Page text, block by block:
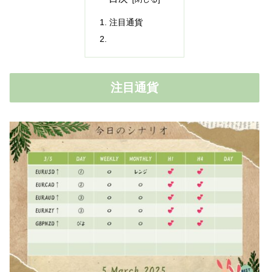
注目通貨
注目通貨